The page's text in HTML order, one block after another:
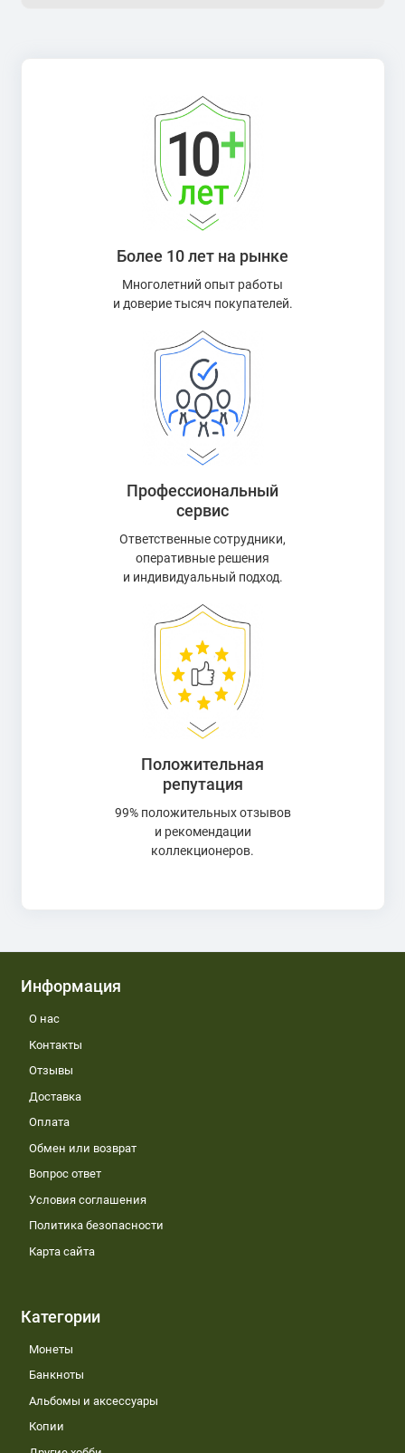
Более 10 лет на рынке
Многолетний опыт работы
и доверие тысяч покупателей.
Профессиональный
сервис
Ответственные сотрудники,
оперативные решения
и индивидуальный подход.
Положительная
репутация
99% положительных отзывов
и рекомендации
коллекционеров.
Информация
О нас
Контакты
Отзывы
Доставка
Оплата
Обмен или возврат
Вопрос ответ
Условия соглашения
Политика безопасности
Карта сайта
Категории
Монеты
Банкноты
Альбомы и аксессуары
Копии